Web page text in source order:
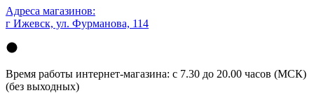
Адреса магазинов:
г Ижевск, ул. Фурманова, 114
Время работы интернет-магазина: с 7.30 до 20.00 часов (МСК)
(без выходных)